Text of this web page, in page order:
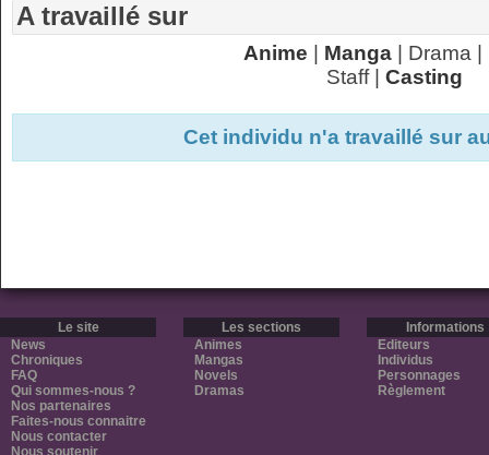
A travaillé sur
Anime Manga| Drama |
Staff | Casting
Cet individu n'a travaillé sur
Le site
News
Chroniques
FAQ
Qui sommes-nous ?
Nos partenaires
Faites-nous connaitre
Nous contacter
Nous soutenir
Les sections
Animes
Mangas
Novels
Dramas
Informations
Editeurs
Individus
Personnages
Règlement